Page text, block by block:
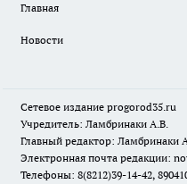
Главная
Новости
Сетевое издание progorod35.ru
Учредитель: Ламбринаки А.В.
Главный редактор: Ламбринаки
Электронная почта редакции:
Телефоны: 8(8212)39-14-42,